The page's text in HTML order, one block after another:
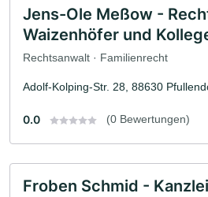
Jens-Ole Meßow -
Waizenhöfer und
Rechtsanwalt · Familienrecht
Adolf-Kolping-Str. 28, 88630
0.0 (0 Bewertungen)
Froben Schmid -